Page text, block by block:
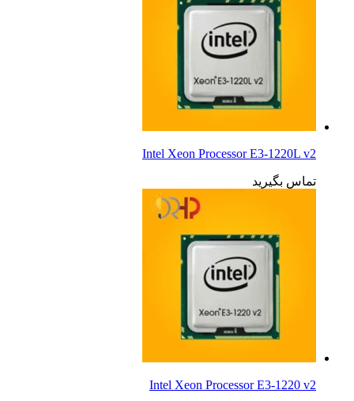
Intel Xeon Processor E3-1220L v2
تماس بگیرید
Intel Xeon Processor E3-1220 v2